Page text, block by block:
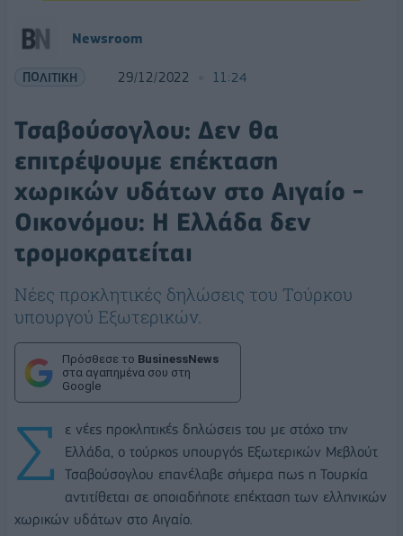
Newsroom
ΠΟΛΙΤΙΚΗ 29/12/2022 11:24
Τσαβούσογλου: Δεν θα
επιτρέψουμε επέκταση
χωρικών υδάτων στο Αιγαίο -
Οικονόμου: Η Ελλάδα δεν
τρομοκρατείται
Νέες προκλητικές δηλώσεις του Τούρκου
υπουργού Εξωτερικών.
Πρόσθεσε το BusinessNews
στα αγαπημένα σου στη
Google
Σ
ε νέες προκλητικές δηλώσεις του με στόχο την
Ελλάδα, ο τούρκος υπουργός Εξωτερικών Μεβλούτ
Τσαβούσογλου επανέλαβε σήμερα πως η Τουρκία
αντιτίθεται σε οποιαδήποτε επέκταση των ελληνικών
χωρικών υδάτων στο Αιγαίο.